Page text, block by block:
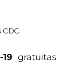
CDC.
19gratuitas